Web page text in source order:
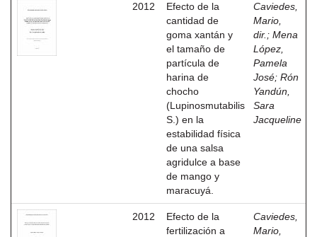
2012
Efecto de la
cantidad de
goma xantán y
el tamaño de
partícula de
harina de
chocho
(Lupinosmutabilis
S.) en la
estabilidad física
de una salsa
agridulce a base
de mango y
maracuyá.
Caviedes,
Mario,
dir. ; Mena
López,
Pamela
José; Rón
Yandún,
Sara
Jacqueline
2012
Efecto de la
fertilización a
Caviedes,
Mario,